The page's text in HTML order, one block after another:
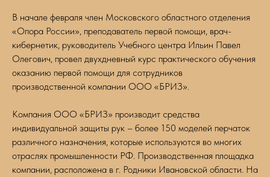
В начале февраля член Московского областного отделения
«Опора России», преподаватель первой помощи, врач-
кибернетик, руководитель Учебного центра Ильин Павел
Олегович, провел двухдневный курс практического обучения
оказанию первой помощи для сотрудников
производственной компании ООО «БРИЗ».
Компания ООО «БРИЗ» производит средства
индивидуальной защиты рук – более 150 моделей перчаток
различного назначения, которые используются во многих
отраслях промышленности РФ. Производственная площадка
компании, расположена в г. Родники Ивановской области. На